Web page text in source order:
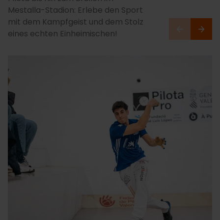
Mestalla-Stadion: Erlebe den Sport
mit dem Kampfgeist und dem Stolz
eines echten Einheimischen!